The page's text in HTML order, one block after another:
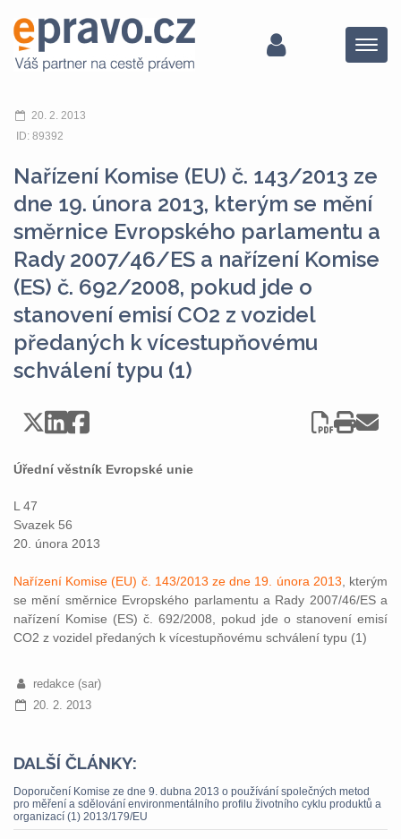
Menu
20. 2. 2013
ID: 89392
Nařízení Komise (EU) č. 143/2013 ze
dne 19. února 2013, kterým se mění
směrnice Evropského parlamentu a
Rady 2007/46/ES a nařízení Komise
(ES) č. 692/2008, pokud jde o
stanovení emisí CO2 z vozidel
předaných k vícestupňovému
schválení typu (1)
Úřední věstník Evropské unie
L 47
Svazek 56
20. února 2013
Nařízení Komise (EU) č. 143/2013 ze dne 19. února 2013 , kterým
se mění směrnice Evropského parlamentu a Rady 2007/46/ES a
nařízení Komise (ES) č. 692/2008, pokud jde o stanovení emisí
CO2 z vozidel předaných k vícestupňovému schválení typu (1)
redakce (sar)
20. 2. 2013
DALŠÍ ČLÁNKY:
Doporučení Komise ze dne 9. dubna 2013 o používání společných metod
pro měření a sdělování environmentálního profilu životního cyklu produktů a
organizací (1) 2013/179/EU